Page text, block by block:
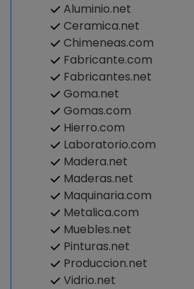
Aluminio.net
Ceramica.net
Chimeneas.com
Fabricante.com
Fabricantes.net
Goma.net
Gomas.com
Hierro.com
Laboratorio.com
Madera.net
Maderas.net
Maquinaria.com
Metalica.com
Muebles.net
Pinturas.net
Produccion.net
Vidrio.net